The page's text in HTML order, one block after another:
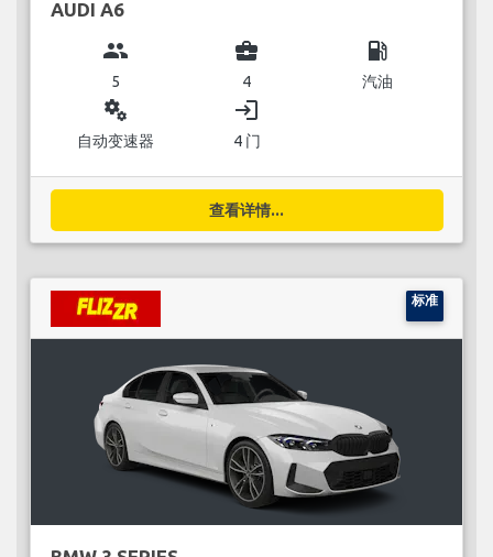
AUDI A6
group
5
business_center
4
local_gas_station
汽油
miscellaneous_services
自动变速器
login
4 门
查看详情...
标准